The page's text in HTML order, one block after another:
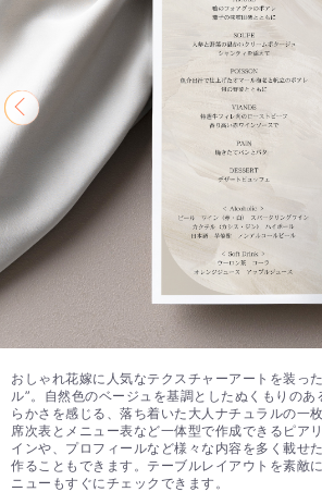
おしゃれ花嫁に人気なテクスチャーアートを装っ
ル”。自然色のベージュを基調としたぬくもりの
らかさを感じる、落ち着いた大人ナチュラルの一枚
席次表とメニュー表など一体型で作成できるピア
インや、プロフィールなど様々な内容を多く載せ
作ることもできます。テーブルレイアウトを素敵
ニューもすぐにチェックできます。